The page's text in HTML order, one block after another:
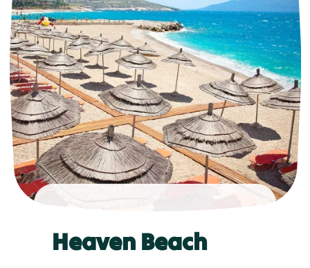
Heaven Beach